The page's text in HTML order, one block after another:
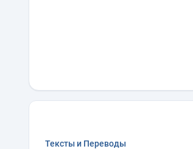
Тексты и Переводы